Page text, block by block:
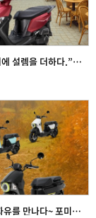
“가까운 거리에 설렘을 더하다.” 작은 이동도 특별해지는 순간! 로디와 함께 시작하세요.
가을 길 위, 자유를 만나다~ 포미캡 (4MICAEP)